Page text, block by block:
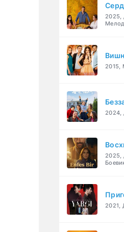
2025,
2015,
2024,
2025,
2021,